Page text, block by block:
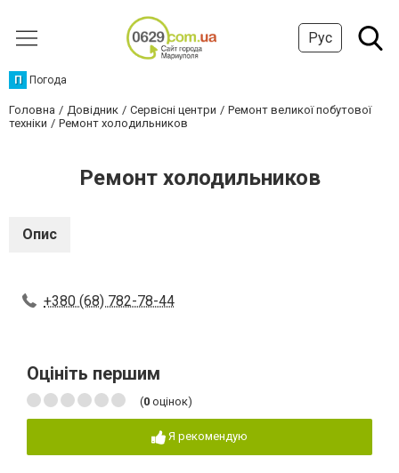
Рус
П Погода
Головна Довідник Сервісні центри
Ремонт великої побутової
техніки
Ремонт холодильников
Ремонт холодильников
Опис
+380 (68) 782-78-44
Оцініть першим
(0 оцінок)
Я рекомендую